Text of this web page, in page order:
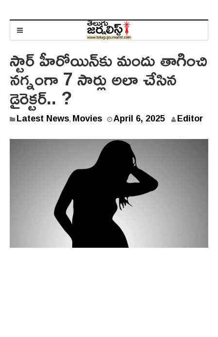
స్టార్ హీరోయిన్‌కు మందు తాగించి
నగ్నంగా 7 సార్లు అలా చేసిన
డైరెక్టర్.. ?
Latest News, Movies April 6, 2025 Editor